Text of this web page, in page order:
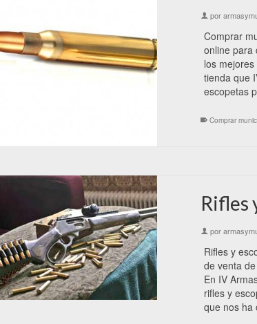
por
Comprar
online para
los
tienda que
escopetas
Comprar
Rifles
por
Rifles y
de venta
En IV
rifles y
que nos